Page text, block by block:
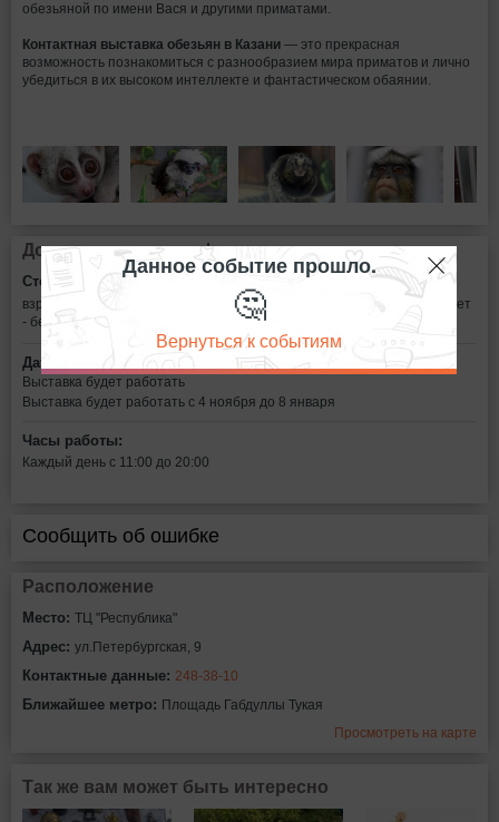
обезьяной по имени Вася и другими приматами.
Контактная выставка обезьян в Казани — это прекрасная
возможность познакомиться с разнообразием мира приматов и лично
убедиться в их высоком интеллекте и фантастическом обаянии.
Дополнительная информация
Стоимость билетов:
взрослый - 250 рублей дети и пенсионеры - 200 рублей
дети до 3х лет
- бесплатно. группы от 10 человек - 150 рублей/чел.
Дата:
Выставка будет работать
Выставка будет работать с 4 ноября до 8 января
Часы работы:
Каждый день с 11:00 до 20:00
Сообщить об ошибке
Расположение
Место: ТЦ "Республика"
Адрес: ул.Петербургская, 9
Контактные данные: 248-38-10
Ближайшее метро: Площадь Габдуллы Тукая
Просмотреть на карте
Так же вам может быть интересно
Данное событие прошло.
🤔
Вернуться к событиям